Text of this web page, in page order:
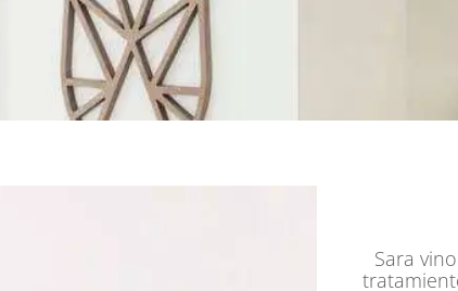
Sara